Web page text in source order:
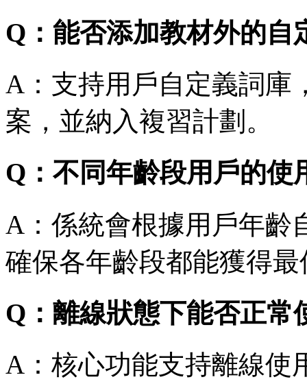
Q：能否添加教材外的自
A：支持用戶自定義詞庫
案，並納入複習計劃。
Q：不同年齡段用戶的使
A：係統會根據用戶年齡
確保各年齡段都能獲得
Q：離線狀態下能否正常
A：核心功能支持離線使